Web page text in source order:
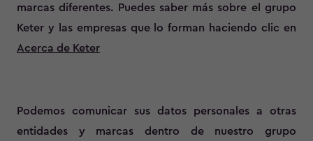
marcas diferentes. Puedes saber más sobre el grupo
Keter y las empresas que lo forman haciendo clic en
Acerca de Keter
Podemos comunicar sus datos personales a otras
entidades y marcas dentro de nuestro grupo